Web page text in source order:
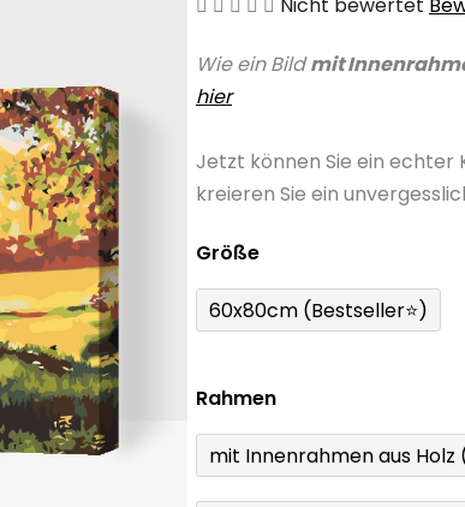
Produktbewertung
von
5
Nicht bewertet
Wie ein Bildmit
hier
Jetzt können Sie ein echter
kreieren Sie ein
Größe
60x80cm (Bestseller⭐)
Rahmen
mit Innenrahmen aus